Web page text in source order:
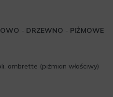
- DRZEWNO - PIŻMOWE
ambrette (piżmian właściwy)